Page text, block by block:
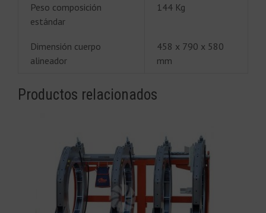
Peso composición
estándar
144 Kg
Dimensión cuerpo
alineador
458 x 790 x 580
mm
Productos relacionados